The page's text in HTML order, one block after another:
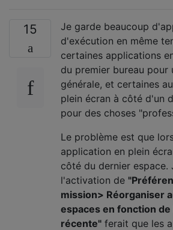
15
Je garde beaucoup
d'exécution en même
certaines applications
du premier bureau pour
générale, et certaines
plein écran à côté d'un
pour des choses
Le problème est que
application en plein
côté du dernier espace.
l'activation de
mission> Réorganiser
espaces en fonction
récente" ferait que les